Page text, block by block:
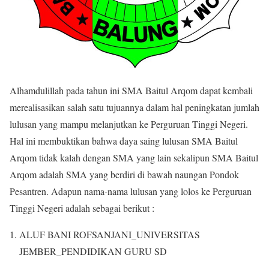
Alhamdulillah pada tahun ini SMA Baitul Arqom dapat kembali
merealisasikan salah satu tujuannya dalam hal peningkatan jumlah
lulusan yang mampu melanjutkan ke Perguruan Tinggi Negeri.
Hal ini membuktikan bahwa daya saing lulusan SMA Baitul
Arqom tidak kalah dengan SMA yang lain sekalipun SMA Baitul
Arqom adalah SMA yang berdiri di bawah naungan Pondok
Pesantren. Adapun nama-nama lulusan yang lolos ke Perguruan
Tinggi Negeri adalah sebagai berikut :
ALUF BANI ROFSANJANI_UNIVERSITAS
JEMBER_PENDIDIKAN GURU SD